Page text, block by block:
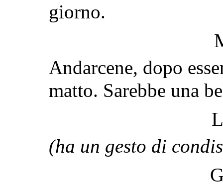
giorno.
Andarcene, dopo
matto. Sarebbe una
(ha un gesto di